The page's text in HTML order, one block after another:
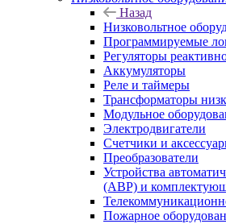
Назад
Низковольтное
Программируемые
Регуляторы
Аккумуляторы
Реле и таймеры
Трансформаторы
Модульное
Электродвигатели
Счетчики и
Преобразователи
Устройства
(АВР) и
Пожарное